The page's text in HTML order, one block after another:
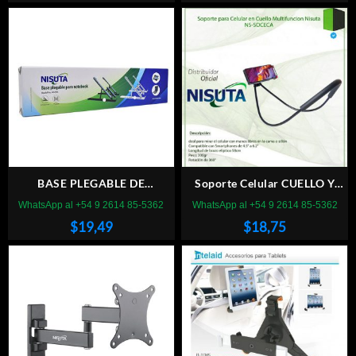
precio
original
$26,88.
precio
actual
BASE PLEGABLE DE
ALUMINIO PARA NOTEBOOK
$19,49
WhatsApp al +54 9 2614 85-5362
Soporte Celular CUELLO Y
MULTIFUNCION NS-SOCECA
$18,75
WhatsApp al +54 9 2614 85-5362